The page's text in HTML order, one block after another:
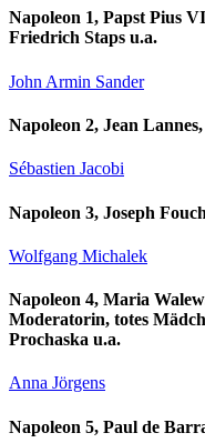
Napoleon 1, Papst Pius
Friedrich Staps u.a.
John Armin Sander
Napoleon 2, Jean
Sébastien Jacobi
Napoleon 3, Joseph
Wolfgang Michalek
Napoleon 4, Maria
Moderatorin, totes
Prochaska u.a.
Anna Jörgens
Napoleon 5, Paul de